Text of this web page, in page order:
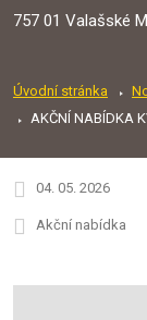
757 01 Valašské
Úvodní stránka
AKČNÍ NABÍDKA
04. 05. 2026
Akční nabídka